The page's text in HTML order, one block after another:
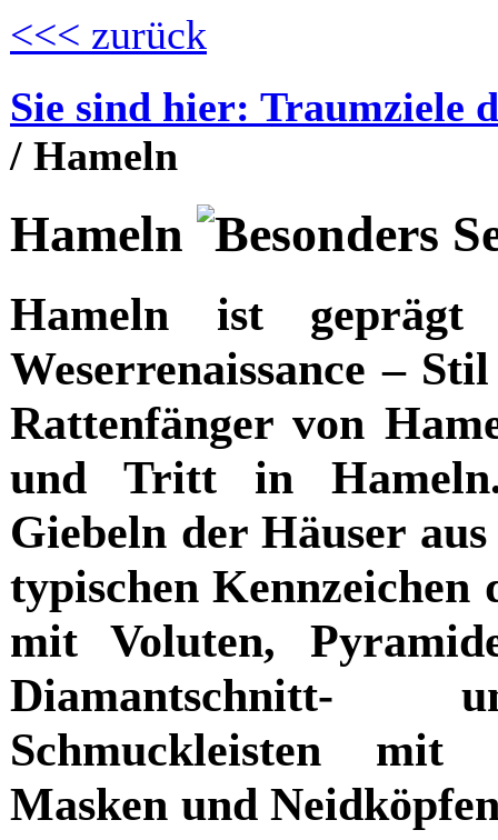
<<< zurück
Sie sind hier: Traumziele
/ Hameln
Hameln
Hameln ist
Weserrenaissance –
Rattenfänger von
und Tritt in Hameln.
Giebeln der Häuser
typischen Kennzeichen
mit Voluten,
Diamantschnitt-
Schmuckleisten
Masken und